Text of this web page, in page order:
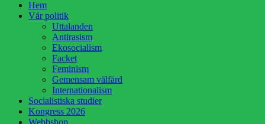
HoppaHem
Vår politik
Uttalanden
Antirasism
Ekosocialism
Facket
Feminism
Gemensam välfärd
Internationalism
Socialistiska studier
Kongress 2026